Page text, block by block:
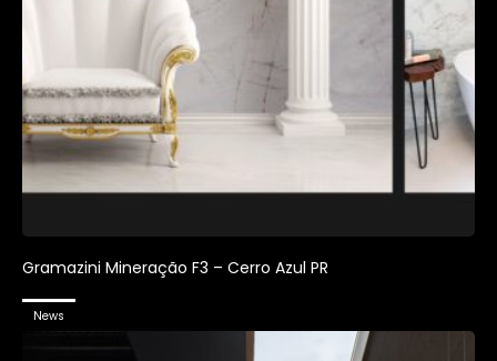
Gramazini Mineração F3 – Cerro Azul PR
News